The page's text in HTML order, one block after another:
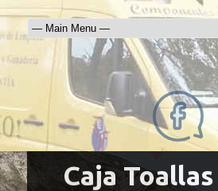
Caja